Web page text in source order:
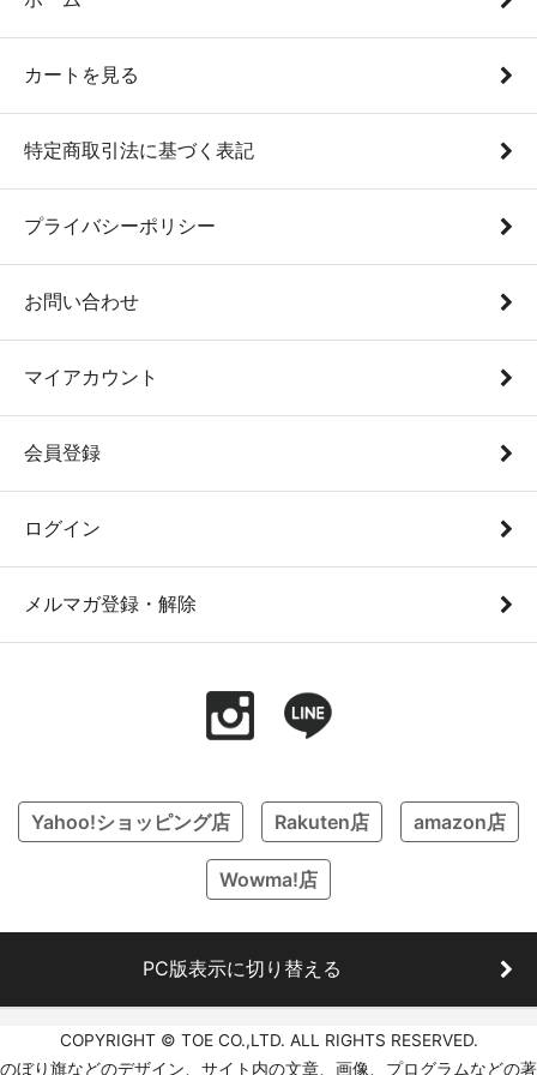
カートを見る
特定商取引法に基づく表記
プライバシーポリシー
お問い合わせ
マイアカウント
会員登録
ログイン
メルマガ登録・解除
Yahoo!ショッピング店 Rakuten店 amazon店
Wowma!店
PC版表示に切り替える
COPYRIGHT © TOE CO.,LTD. ALL RIGHTS RESERVED.
のぼり旗などのデザイン、サイト内の文章、画像、プログラムなどの著